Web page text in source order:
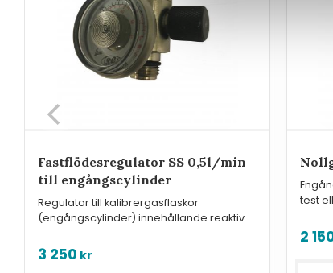
Fastflödesregulator SS 0,5l/min
till engångscylinder
Regulator till kalibrergasflaskor
(engångscylinder) innehållande reaktiva
3 250 kr
test
2